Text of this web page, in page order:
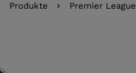
Produkte Premier League